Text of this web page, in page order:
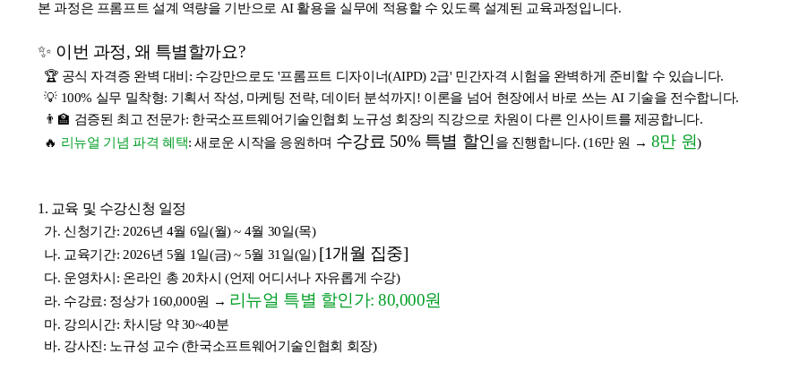
본 과정은 프롬프트 설계 역량을 기반으로 AI 활용을 실무에 적용할 수 있도록 설계된 교육과정입니다.
✨ 이번 과정, 왜 특별할까요?
🏆 공식 자격증 완벽 대비: 수강만으로도 '프롬프트 디자이너(AIPD) 2급' 민간자격 시험을 완벽하게 준비할 수 있습니다.
💡 100% 실무 밀착형: 기획서 작성, 마케팅 전략, 데이터 분석까지! 이론을 넘어 현장에서 바로 쓰는 AI 기술을 전수합니다.
👨‍🏫 검증된 최고 전문가: 한국소프트웨어기술인협회 노규성 회장의 직강으로 차원이 다른 인사이트를 제공합니다.
🔥 리뉴얼 기념 파격 혜택: 새로운 시작을 응원하며 수강료 50% 특별 할인 을 진행합니다. (16만 원 → 8만 원)
1. 교육 및 수강신청 일정
가. 신청기간: 2026년 4월 6일(월) ~ 4월 30일(목)
나. 교육기간: 2026년 5월 1일(금) ~ 5월 31일(일) [1개월 집중]
다. 운영차시: 온라인 총 20차시 (언제 어디서나 자유롭게 수강)
라. 수강료: 정상가 160,000원 → 리뉴얼 특별 할인가: 80,000원
마. 강의시간: 차시당 약 30~40분
바. 강사진: 노규성 교수 (한국소프트웨어기술인협회 회장)